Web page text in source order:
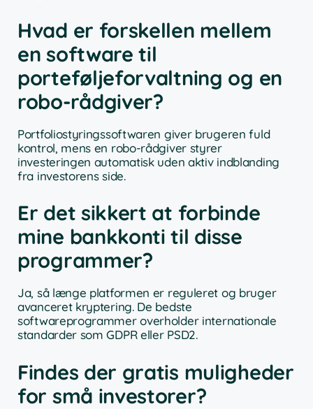
Hvad er forskellen mellem
en software til
porteføljeforvaltning og en
robo-rådgiver?
Portfoliostyringssoftwaren giver brugeren fuld
kontrol, mens en robo-rådgiver styrer
investeringen automatisk uden aktiv indblanding
fra investorens side.
Er det sikkert at forbinde
mine bankkonti til disse
programmer?
Ja, så længe platformen er reguleret og bruger
avanceret kryptering. De bedste
softwareprogrammer overholder internationale
standarder som GDPR eller PSD2.
Findes der gratis muligheder
for små investorer?